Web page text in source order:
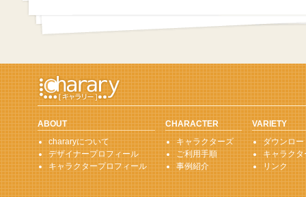
ABOUT
chararyについて
デザイナープロフィール
キャラクタープロフィール
CHARACTER
キャラクターズ
ご利用手順
事例紹介
VARIETY
ダウンロ
キャラク
リンク